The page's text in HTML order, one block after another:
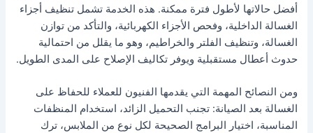
أفضل حالاتها لأطول فترة ممكنة. هذه الخدمة تشمل تنظيف أجزاء
الغسالة الداخلية، وفحص الأجزاء الكهربائية، والتأكد من توازن
الغسالة، وتنظيف الفلتر والخراطيم، وهو ما يقلل من احتمالية
حدوث أعطال مستقبلية ويوفر تكاليف الإصلاح على المدى الطويل.
ومن النصائح المهمة التي يقدمها الفنيون للعملاء للحفاظ على
الغسالة بعد الصيانة: تجنب التحميل الزائد، استخدام المنظفات
المناسبة، اختيار البرامج الصحيحة لكل نوع من الملابس، ترك